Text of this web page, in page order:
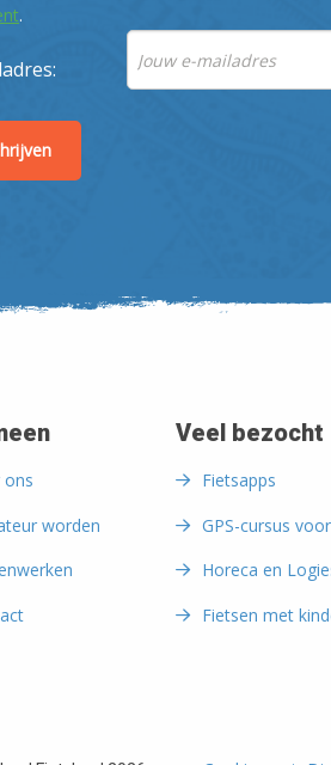
.
ons
worden
Veel bezocht
Fietsapps
GPS-cursus
Horeca en
Fietsen met